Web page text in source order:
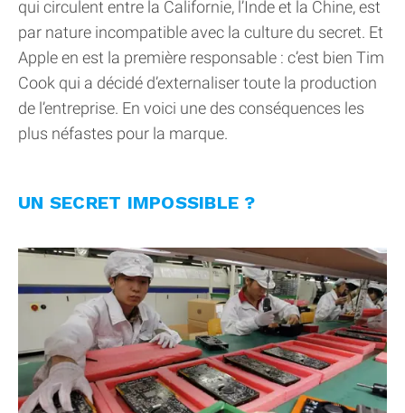
qui circulent entre la Californie, l’Inde et la Chine, est
par nature incompatible avec la culture du secret. Et
Apple en est la première responsable : c’est bien Tim
Cook qui a décidé d’externaliser toute la production
de l’entreprise. En voici une des conséquences les
plus néfastes pour la marque.
UN SECRET IMPOSSIBLE ?